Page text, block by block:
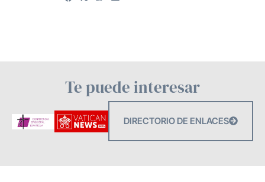
Te puede interesar
DIRECTORIO DE ENLACES